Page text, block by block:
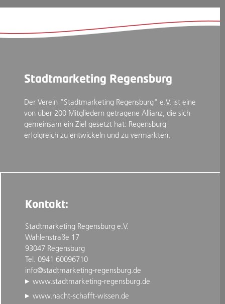
Stadtmarketing Regensburg
Der Verein "Stadtmarketing Regensburg" e.V. ist eine
von über 200 Mitgliedern getragene Allianz, die sich
gemeinsam ein Ziel gesetzt hat: Regensburg
erfolgreich zu entwickeln und zu vermarkten.
Kontakt:
Stadtmarketing Regensburg e.V.
Wahlenstraße 17
93047 Regensburg
Tel. 0941 60096710
info@stadtmarketing-regensburg.de
www.stadtmarketing-regensburg.de
www.nacht-schafft-wissen.de